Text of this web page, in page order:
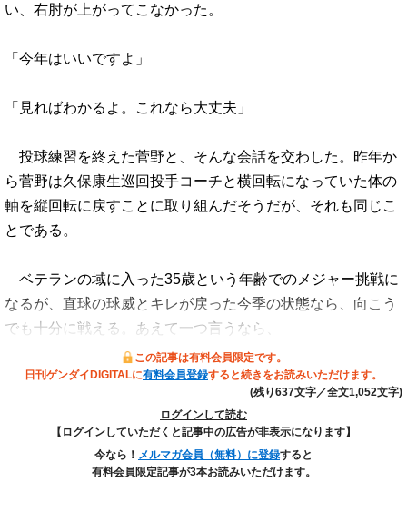
い、右肘が上がってこなかった。
「今年はいいですよ」
「見ればわかるよ。これなら大丈夫」
投球練習を終えた菅野と、そんな会話を交わした。昨年か
ら菅野は久保康生巡回投手コーチと横回転になっていた体の
軸を縦回転に戻すことに取り組んだそうだが、それも同じこ
とである。
ベテランの域に入った35歳という年齢でのメジャー挑戦に
なるが、直球の球威とキレが戻った今季の状態なら、向こう
でも十分に戦える。あえて一つ言うなら、
この記事は有料会員限定です。
日刊ゲンダイDIGITALに有料会員登録すると続きをお読みいただけます。
(残り637文字／全文1,052文字)
ログインして読む
【ログインしていただくと記事中の広告が非表示になります】
今なら！ メルマガ会員（無料）に登録すると
有料会員限定記事が3本お読みいただけます。